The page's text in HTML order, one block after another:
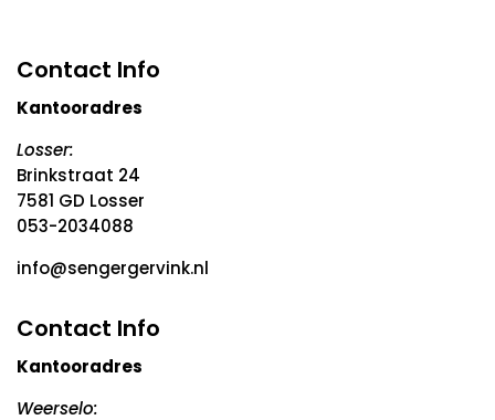
Contact Info
Kantooradres
Losser:
Brinkstraat 24
7581 GD Losser
053-2034088
info@sengergervink.nl
Contact Info
Kantooradres
Weerselo: